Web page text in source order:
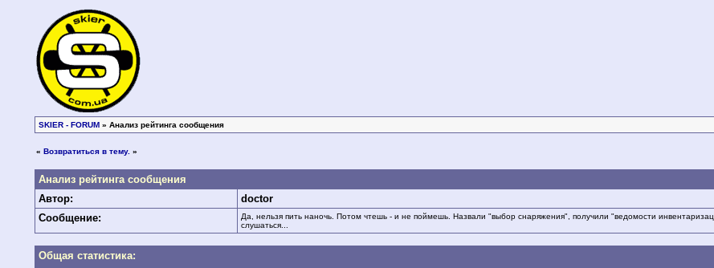
SKIER - FORUM» Анализ рейтинга сообщения
« Возвратиться в тему. »
Анализ рейтинга сообщения
Автор:
doctor
Сообщение:
Да, нельзя пить наночь. Потом чтешь - и не поймешь. Назвали "выбор снаряжения", получили "ведомости
слушаться...
Общая статистика: